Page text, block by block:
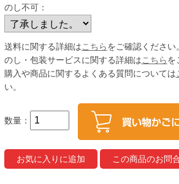
のし不可：
送料に関する詳細は こちら をご確認ください
のし・包装サービスに関する詳細は こちら を
購入や商品に関するよくある質問については
い。
数量：